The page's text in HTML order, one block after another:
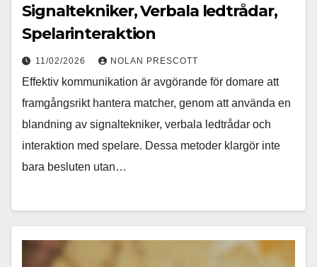
Signaltekniker, Verbala ledtrådar,
Spelarinteraktion
11/02/2026 NOLAN PRESCOTT
Effektiv kommunikation är avgörande för domare att
framgångsrikt hantera matcher, genom att använda en
blandning av signaltekniker, verbala ledtrådar och
interaktion med spelare. Dessa metoder klargör inte
bara besluten utan…